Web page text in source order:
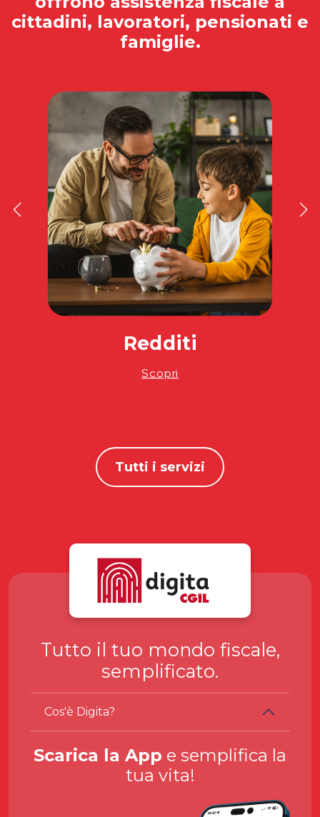
cittadini, lavoratori, pensionati e
famiglie.
Redditi
Scopri
Tutti i servizi
Tutto il tuo mondo fiscale,
semplificato.
Cos'è Digita?
Scarica la App e semplifica la
tua vita!